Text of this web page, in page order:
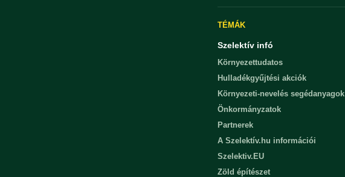
TÉMÁK
Szelektív infó
Környezettudatos
Hulladékgyűjtési akciók
Környezeti-nevelés segédanyagok
Önkormányzatok
Partnerek
A Szelektív.hu információi
Szelektiv.EU
Zöld építészet